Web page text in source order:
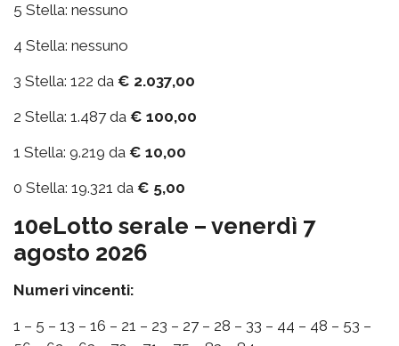
5 Stella: nessuno
4 Stella: nessuno
3 Stella: 122 da € 2.037,00
2 Stella: 1.487 da € 100,00
1 Stella: 9.219 da € 10,00
0 Stella: 19.321 da € 5,00
10eLotto serale – venerdì 7
agosto 2026
Numeri vincenti:
1 – 5 – 13 – 16 – 21 – 23 – 27 – 28 – 33 – 44 – 48 – 53 –